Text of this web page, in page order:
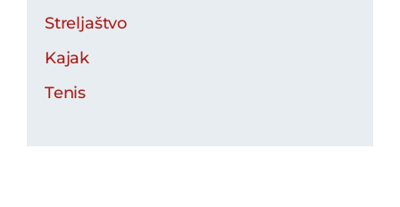
Streljaštvo
Kajak
Tenis